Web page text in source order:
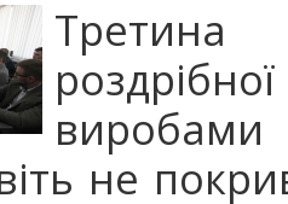
виробами
не